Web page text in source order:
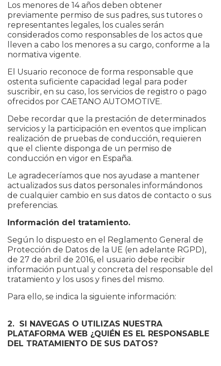
Los menores de 14 años deben obtener
previamente permiso de sus padres, sus tutores o
representantes legales, los cuales serán
considerados como responsables de los actos que
lleven a cabo los menores a su cargo, conforme a la
normativa vigente.
El Usuario reconoce de forma responsable que
ostenta suficiente capacidad legal para poder
suscribir, en su caso, los servicios de registro o pago
ofrecidos por CAETANO AUTOMOTIVE.
Debe recordar que la prestación de determinados
servicios y la participación en eventos que implican
realización de pruebas de conducción, requieren
que el cliente disponga de un permiso de
conducción en vigor en España.
Le agradeceríamos que nos ayudase a mantener
actualizados sus datos personales informándonos
de cualquier cambio en sus datos de contacto o sus
preferencias.
Información del tratamiento.
Según lo dispuesto en el Reglamento General de
Protección de Datos de la UE (en adelante RGPD),
de 27 de abril de 2016, el usuario debe recibir
información puntual y concreta del responsable del
tratamiento y los usos y fines del mismo.
Para ello, se indica la siguiente información:
2. SI NAVEGAS O UTILIZAS NUESTRA
PLATAFORMA WEB ¿QUIÉN ES EL RESPONSABLE
DEL TRATAMIENTO DE SUS DATOS?